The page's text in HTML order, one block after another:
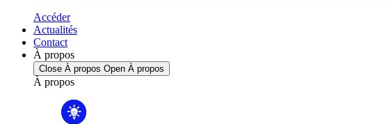
Accéder
Actualités
Contact
À propos
Close À propos Open À propos
À propos